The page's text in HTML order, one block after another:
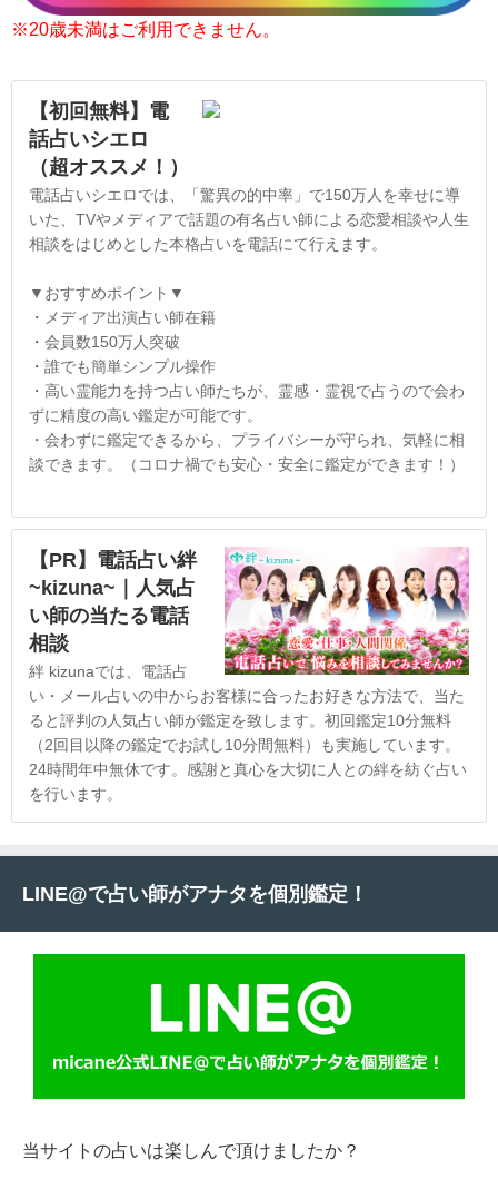
※20歳未満はご利用できません。
【初回無料】電
話占いシエロ
（超オススメ！）
電話占いシエロでは、「驚異の的中率」で150万人を幸せに導
いた、TVやメディアで話題の有名占い師による恋愛相談や人生
相談をはじめとした本格占いを電話にて行えます。
▼おすすめポイント▼
・メディア出演占い師在籍
・会員数150万人突破
・誰でも簡単シンプル操作
・高い霊能力を持つ占い師たちが、霊感・霊視で占うので会わ
ずに精度の高い鑑定が可能です。
・会わずに鑑定できるから、プライバシーが守られ、気軽に相
談できます。（コロナ禍でも安心・安全に鑑定ができます！）
【PR】電話占い絆
~kizuna~｜人気占
い師の当たる電話
相談
絆 kizunaでは、電話占
い・メール占いの中からお客様に合ったお好きな方法で、当た
ると評判の人気占い師が鑑定を致します。初回鑑定10分無料
（2回目以降の鑑定でお試し10分間無料）も実施しています。
24時間年中無休です。感謝と真心を大切に人との絆を紡ぐ占い
を行います。
LINE@で占い師がアナタを個別鑑定！
当サイトの占いは楽しんで頂けましたか？